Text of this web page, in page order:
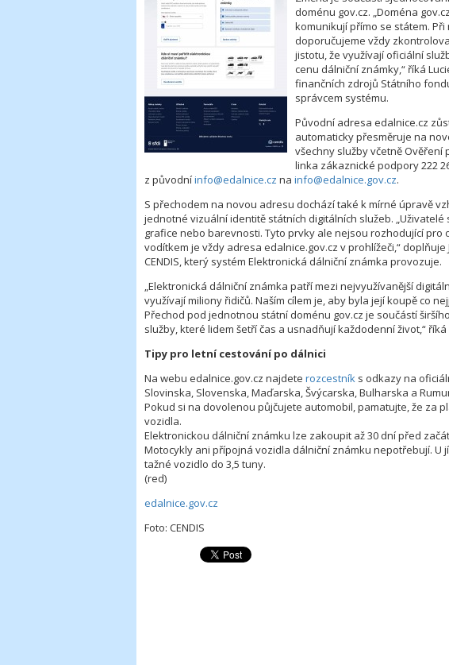
doménu gov.cz. „Doména
komunikují přímo se státem.
doporučujeme vždy
jistotu, že využívají oficiální
cenu dálniční známky,“ říká
finančních zdrojů Státního
správcem systému.
Původní adresa edalnice.cz
automaticky přesměruje na
všechny služby včetně
linka zákaznické podpory 222
z původníinfo@edalnice.cz na info@edalnice.gov.cz.
S přechodem na novou adresu dochází také k mírné úpravě
jednotné vizuální identitě státních digitálních služeb.
grafice nebo barevnosti. Tyto prvky ale nejsou rozhodující pro
vodítkem je vždy adresa edalnice.gov.cz v prohlížeči,“
CENDIS, který systém Elektronická dálniční známka provozuje.
„Elektronická dálniční známka patří mezi nejvyužívanější
využívají miliony řidičů. Naším cílem je, aby byla její koupě co
Přechod pod jednotnou státní doménu gov.cz je součástí
služby, které lidem šetří čas a usnadňují každodenní život,“
Tipy pro letní cestování po dálnici
Na webu edalnice.gov.cz najdete rozcestník s odkazy na
Slovinska, Slovenska, Maďarska, Švýcarska, Bulharska a
Pokud si na dovolenou půjčujete automobil, pamatujte, že za
vozidla.
Elektronickou dálniční známku lze zakoupit až 30 dní před
Motocykly ani přípojná vozidla dálniční známku nepotřebují. U
tažné vozidlo do 3,5 tuny.
(red)
edalnice.gov.cz
Foto: CENDIS